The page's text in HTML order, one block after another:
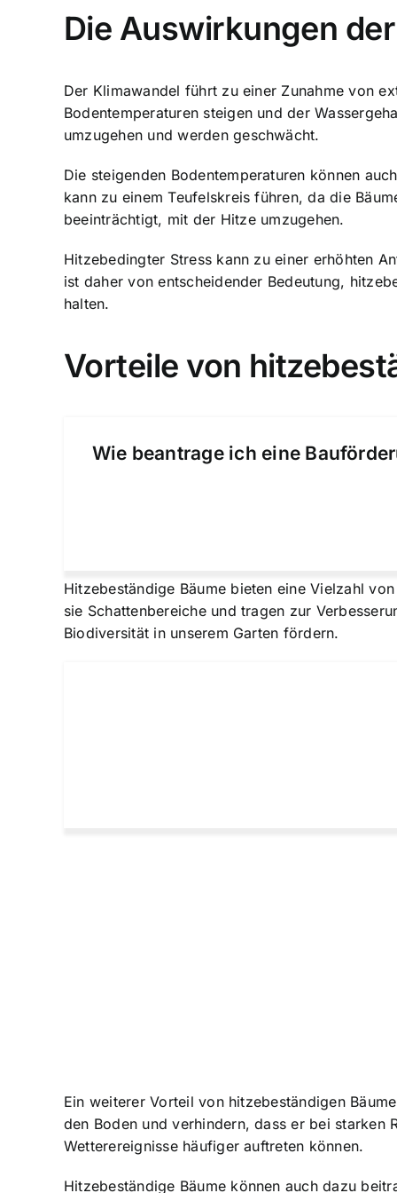
Die Auswirkungen
Der Klimawandel führt zu einer Zunahme von
Bodentemperaturen steigen und der
umzugehen und werden geschwächt.
Die steigenden Bodentemperaturen können
kann zu einem Teufelskreis führen, da die
beeinträchtigt, mit der Hitze umzugehen.
Hitzebedingter Stress kann zu einer erhöhten
ist daher von entscheidender Bedeutung,
halten.
Vorteile von
Wie beantrage ich eine
Hitzebeständige Bäume bieten eine Vielzahl
sie Schattenbereiche und tragen zur
Biodiversität in unserem Garten fördern.
Ein weiterer Vorteil von hitzebeständigen
den Boden und verhindern, dass er bei
Wetterereignisse häufiger auftreten können.
Hitzebeständige Bäume können auch dazu